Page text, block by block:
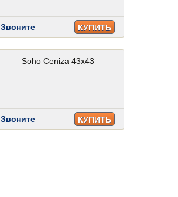
Звоните КУПИТЬ
Soho Ceniza 43x43
Звоните КУПИТЬ